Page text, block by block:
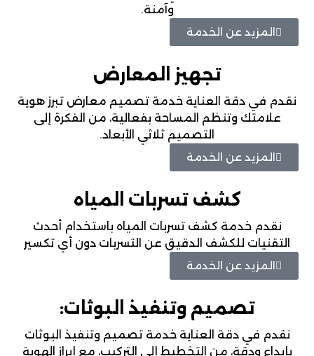
وآمنة.
المزيد عن الخدمة
تجهيز المعارض
نقدم في دقة العناية خدمة تصميم معارض تبرز هوية
علامتك وتنظم المساحة بفعالية، من الفكرة إلى
التصميم ثلاثي الأبعاد.
المزيد عن الخدمة
كشف تسربات المياه
نقدم خدمة كشف تسربات المياه باستخدام أحدث
التقنيات للكشف الدقيق عن التسربات دون أي تكسير
المزيد عن الخدمة
تصميم وتنفيذ البوثات:
نقدم في دقة العناية خدمة تصميم وتنفيذ البوثات
بإبداع ودقة، من التخطيط إلى التركيب، مع إبراز الهوية